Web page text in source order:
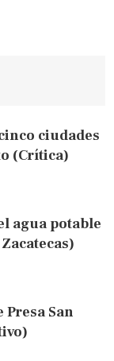
ciudades
(Crítica)
agua potable
San